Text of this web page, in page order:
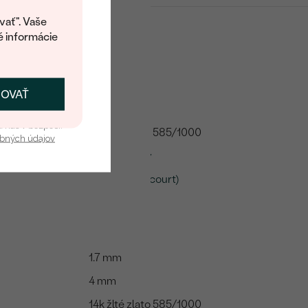
Vaše
informácie
14k žlté zlato 585/1000
Recyklovaný
Plochý (Flat court)
1.7 mm
4 mm
14k žlté zlato 585/1000
o dostupnosti tohoto
zľavu
údajov